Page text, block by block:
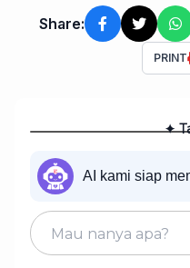
Share:
PRINT
✦
AI kami siap